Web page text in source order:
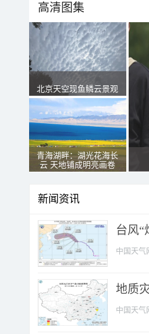
高清图集
北京天空现鱼鳞云景观
青海湖畔：湖光花海长
云 天地铺成明亮画卷
新闻资讯
台风“
中国天气
地质
中国天气